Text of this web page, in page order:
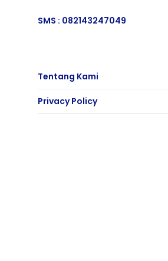
SMS : 082143247049
Tentang Kami
Privacy Policy